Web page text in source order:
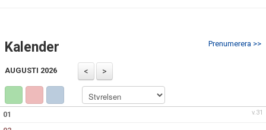
Prenumerera >>
Kalender
AUGUSTI 2026
v.31
01